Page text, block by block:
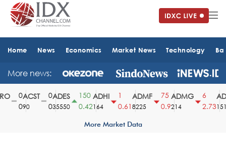
Home News Economics Market News Technology
More news:
ACST
90
ADES
35550
150
0.42
ADHI
164
0.61
ADMF
8225
75
0.9
ADMG
214
2.731510
More Market Data